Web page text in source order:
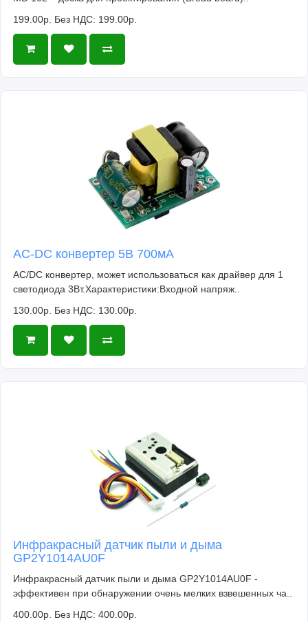
199.00р. Без НДС: 199.00р.
AC-DC конвертер 5В 700мА
AC/DC конвертер, может использоваться как драйвер для 1
светодиода 3Вт.Характеристики:Входной напряж..
130.00р. Без НДС: 130.00р.
Инфракрасный датчик пыли и дыма
GP2Y1014AU0F
Инфракрасный датчик пыли и дыма GP2Y1014AU0F -
эффективен при обнаружении очень мелких взвешенных ча..
400.00р. Без НДС: 400.00р.